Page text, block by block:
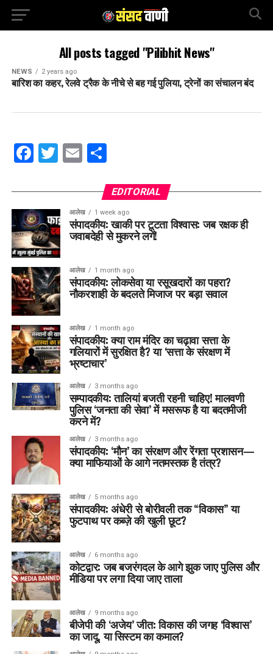
All posts tagged "Pilibhit News"
NEWS 2 years ago
बारिश का कहर, रेलवे ट्रैक के नीचे से बह गई पुलिया, ट्रेनों का संचालन बंद
Facebook
Twitter
EmailShare
EDITORIAL
आलेख 1 week ago
संपादकीय: खाकी पर टूटता विश्वास: जब रक्षक ही
जवाबदेही से मुकरने लगें!
आलेख 1 month ago
संपादकीय: लोकसेवा या रसूखदारों का पहरा?
नौकरशाही के बदलते मिजाज पर बड़ा सवाल
आलेख 1 month ago
संपादकीय: क्या राम मंदिर का चढ़ावा सत्ता के
गलियारों में सुरक्षित है? या ‘सत्ता के संरक्षण में
भ्रष्टाचार’
आलेख 3 months ago
सम्पादकीय: तालियां बजती रहनी चाहिए! मालवणी
पुलिस ‘जनता की सेवा’ में मसरूफ है या बदतमीजी
करने में?
आलेख 3 months ago
संपादकीय: ‘मौन’ का संरक्षण और रेंगता प्रशासन—
क्या माफियाओं के आगे नतमस्तक है तंत्र?
आलेख 5 months ago
संपादकीय: अंधेरी से बोरीवली तक “विकास” या
फुटपाथ पर कब्ज़े की खुली छूट?
आलेख 6 months ago
कोटद्वार: जब बजरंगदल के आगे झुक जाए पुलिस और
मीडिया पर लगा दिया जाए ताला
आलेख 9 months ago
बीजेपी की ‘अजेय’ जीत: विकास की जगह ‘विश्वास’
का जादू, या सिस्टम का कमाल?